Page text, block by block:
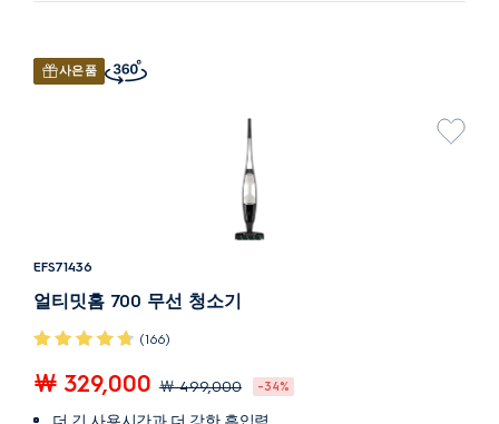
사은품
EFS71436
얼티밋홈 700 무선 청소기
(166)
￦ 329,000 ￦ 499,000 -34%